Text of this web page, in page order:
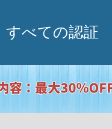
すべての認証